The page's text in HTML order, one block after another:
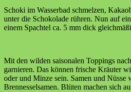
Schoki im Wasserbad schmelzen,
unter die Schokolade rühren. Nun auf
einem Spachtel ca. 5 mm dick
Mit den wilden saisonalen Toppings
garnieren. Das können frische Kräuter
oder und Minze sein. Samen und Nüsse
Brennesselsamen. Blüten machen sich